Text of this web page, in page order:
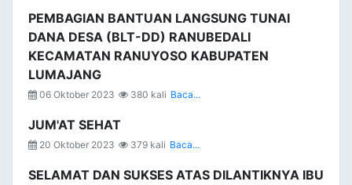
PEMBAGIAN BANTUAN LANGSUNG TUNAI
DANA DESA (BLT-DD) RANUBEDALI
KECAMATAN RANUYOSO KABUPATEN
LUMAJANG
06 Oktober 2023 380 kali Baca...
JUM'AT SEHAT
20 Oktober 2023 379 kali Baca...
SELAMAT DAN SUKSES ATAS DILANTIKNYA IBU